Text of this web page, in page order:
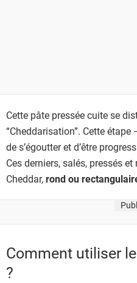
Cette pâte pressée cuite se
“Cheddarisation”. Cette
de s’égoutter et d’être
Ces derniers, salés, pressés
Cheddar,rond ou
Comment utiliser
?